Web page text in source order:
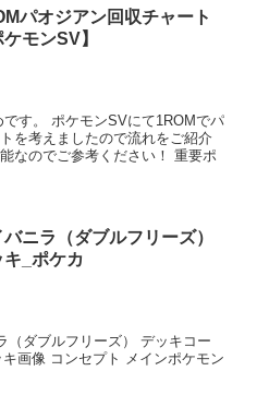
パオジアン回収チャート
ケモンSV】
す。 ポケモンSVにて1ROMでパ
を考えましたので流れをご紹介
なのでご参考ください！ 重要ポ
ニラ（ダブルフリーズ）
キ_ポケカ
（ダブルフリーズ） デッキコー
画像 コンセプト メインポケモン